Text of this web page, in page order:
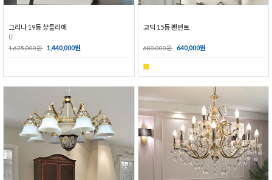
그리나 19등 샹들리에
Ŭ
1,625,000원 1,440,000원
고딕 15등 펜던트
680,000원 640,000원